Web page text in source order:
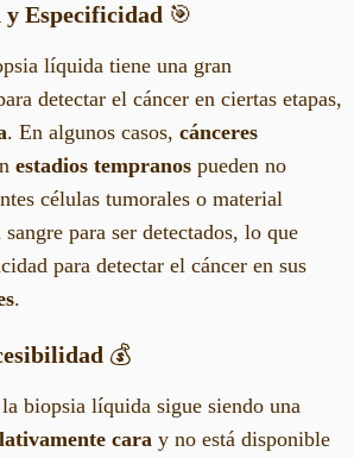
y Especificidad 🎯
líquida tiene una gran
detectar el cáncer en ciertas etapas,
. En algunos casos, cánceres
estadios tempranos pueden no
células tumorales o material
para ser detectados, lo que
para detectar el cáncer en sus
.
💰
biopsia líquida sigue siendo una
cara y no está disponible